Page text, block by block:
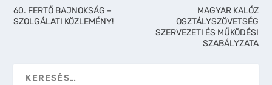
60. FERTŐ BAJNOKSÁG –
SZOLGÁLATI KÖZLEMÉNY!
MAGYAR KALÓZ
OSZTÁLYSZÖVETSÉG
SZERVEZETI ÉS MŰKÖDÉSI
SZABÁLYZATA